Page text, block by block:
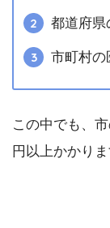
都道府県
市町村の
この中でも、
円以上かかりま